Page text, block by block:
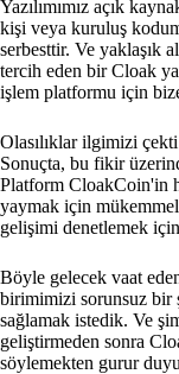
Yazılımımız açık
kişi veya kuruluş
serbesttir. Ve yaklaşık
tercih eden bir Cloak
işlem platformu için
Olasılıklar ilgimizi
Sonuçta, bu fikir
Platform CloakCoin'in
yaymak için
gelişimi denetlemek
Böyle gelecek vaat
birimimizi sorunsuz bir
sağlamak istedik. Ve
geliştirmeden sonra
söylemekten gurur